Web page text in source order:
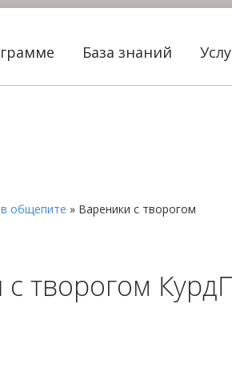
База знаний
в общепите » Вареники с творогом
творогом